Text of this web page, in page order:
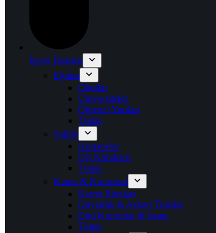
İşyeri Dekoru
Eğitim
Okullar
Üniversiteler
Öğrenci Yurtları
Tümü
Sağlık
Hastaneler
Diş Klinikleri
Tümü
Kamu & Kurumsal
Kamu Binaları
Güvenlik & Askeri Tesisler
Dini Kurumlar & İnanç
Tümü